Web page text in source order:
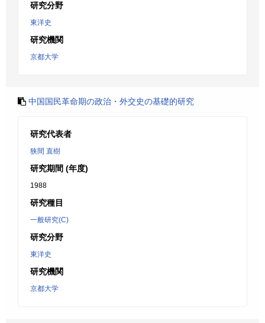
研究分野
東洋史
研究機関
京都大学
中国国民革命期の政治・外交史の基礎的研究
研究代表者
狭間 直樹
研究期間 (年度)
1988
研究種目
一般研究(C)
研究分野
東洋史
研究機関
京都大学